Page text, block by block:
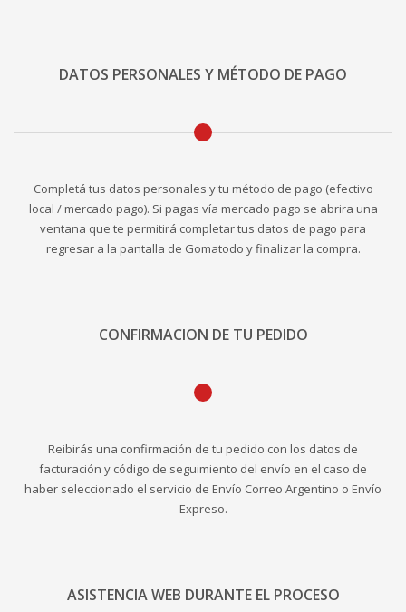
DATOS PERSONALES Y MÉTODO DE PAGO
Completá tus datos personales y tu método de pago (efectivo
local / mercado pago). Si pagas vía mercado pago se abrira una
ventana que te permitirá completar tus datos de pago para
regresar a la pantalla de Gomatodo y finalizar la compra.
CONFIRMACION DE TU PEDIDO
Reibirás una confirmación de tu pedido con los datos de
facturación y código de seguimiento del envío en el caso de
haber seleccionado el servicio de Envío Correo Argentino o Envío
Expreso.
ASISTENCIA WEB DURANTE EL PROCESO